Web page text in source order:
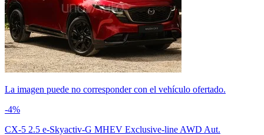
La imagen puede no corresponder con el vehículo ofertado.
-4%
CX-5 2.5 e-Skyactiv-G MHEV Exclusive-line AWD Aut.